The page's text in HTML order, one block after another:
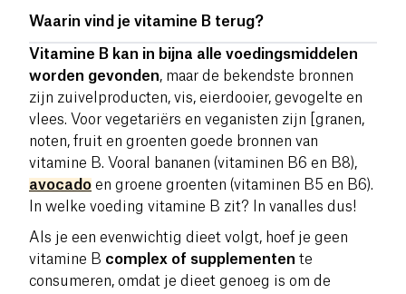
Waarin vind je vitamine B terug?
Vitamine B kan in bijna alle voedingsmiddelen
worden gevonden, maar de bekendste bronnen
zijn zuivelproducten, vis, eierdooier, gevogelte en
vlees. Voor vegetariërs en veganisten zijn
granen,
noten, fruit en groenten goede bronnen van
vitamine B. Vooral bananen (vitaminen B6 en B8),
avocado en groene groenten (vitaminen B5 en B6).
In welke voeding vitamine B zit? In vanalles dus!
Als je een evenwichtig dieet volgt, hoef je geen
vitamine B complex of supplementen te
consumeren, omdat je dieet genoeg is om de